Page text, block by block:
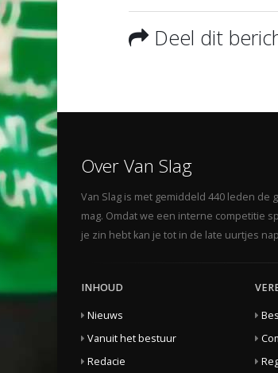
Deel dit
Over Van Slag
Van Slag is met gemiddeld 440 leden
mag. Omdat we een interne competitie
je zin hebt kan je tot in de late uurtjes
INHOUD
Nieuws
Vanuit het bestuur
Redacie